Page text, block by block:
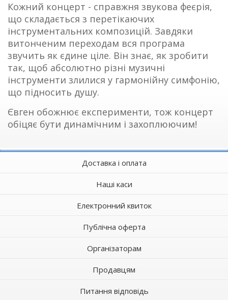
Кожний концерт - справжня звукова феєрія,
що складається з перетікаючих
інструментальних композицій. Завдяки
витонченим переходам вся програма
звучить як єдине ціле. Він знає, як зробити
так, щоб абсолютно різні музичні
інструменти злилися у гармонійну симфонію,
що підносить душу.
Євген обожнює експерименти, тож концерт
обіцяє бути динамічним і захоплюючим!
Доставка і оплата
Наші каси
Електронний квиток
Публічна оферта
Організаторам
Продавцям
Питання відповідь